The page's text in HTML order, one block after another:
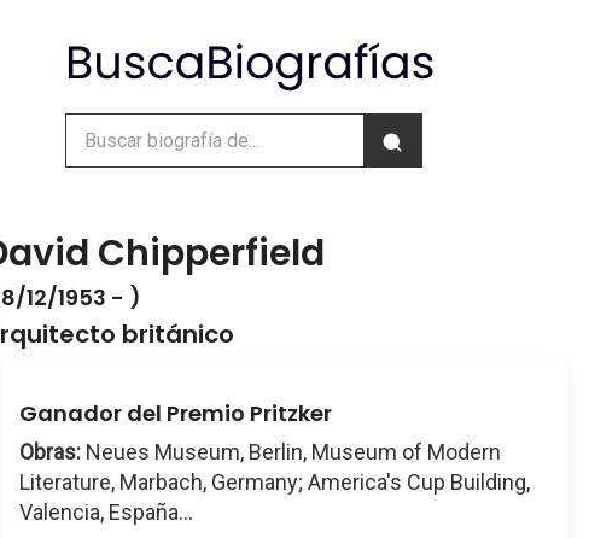
Chipperfield
12/1953 - )
británico
Ganador del Premio Pritzker
Obras: Neues Museum, Berlin, Museum of Modern
Literature, Marbach, Germany; America's Cup Building,
Valencia, España...